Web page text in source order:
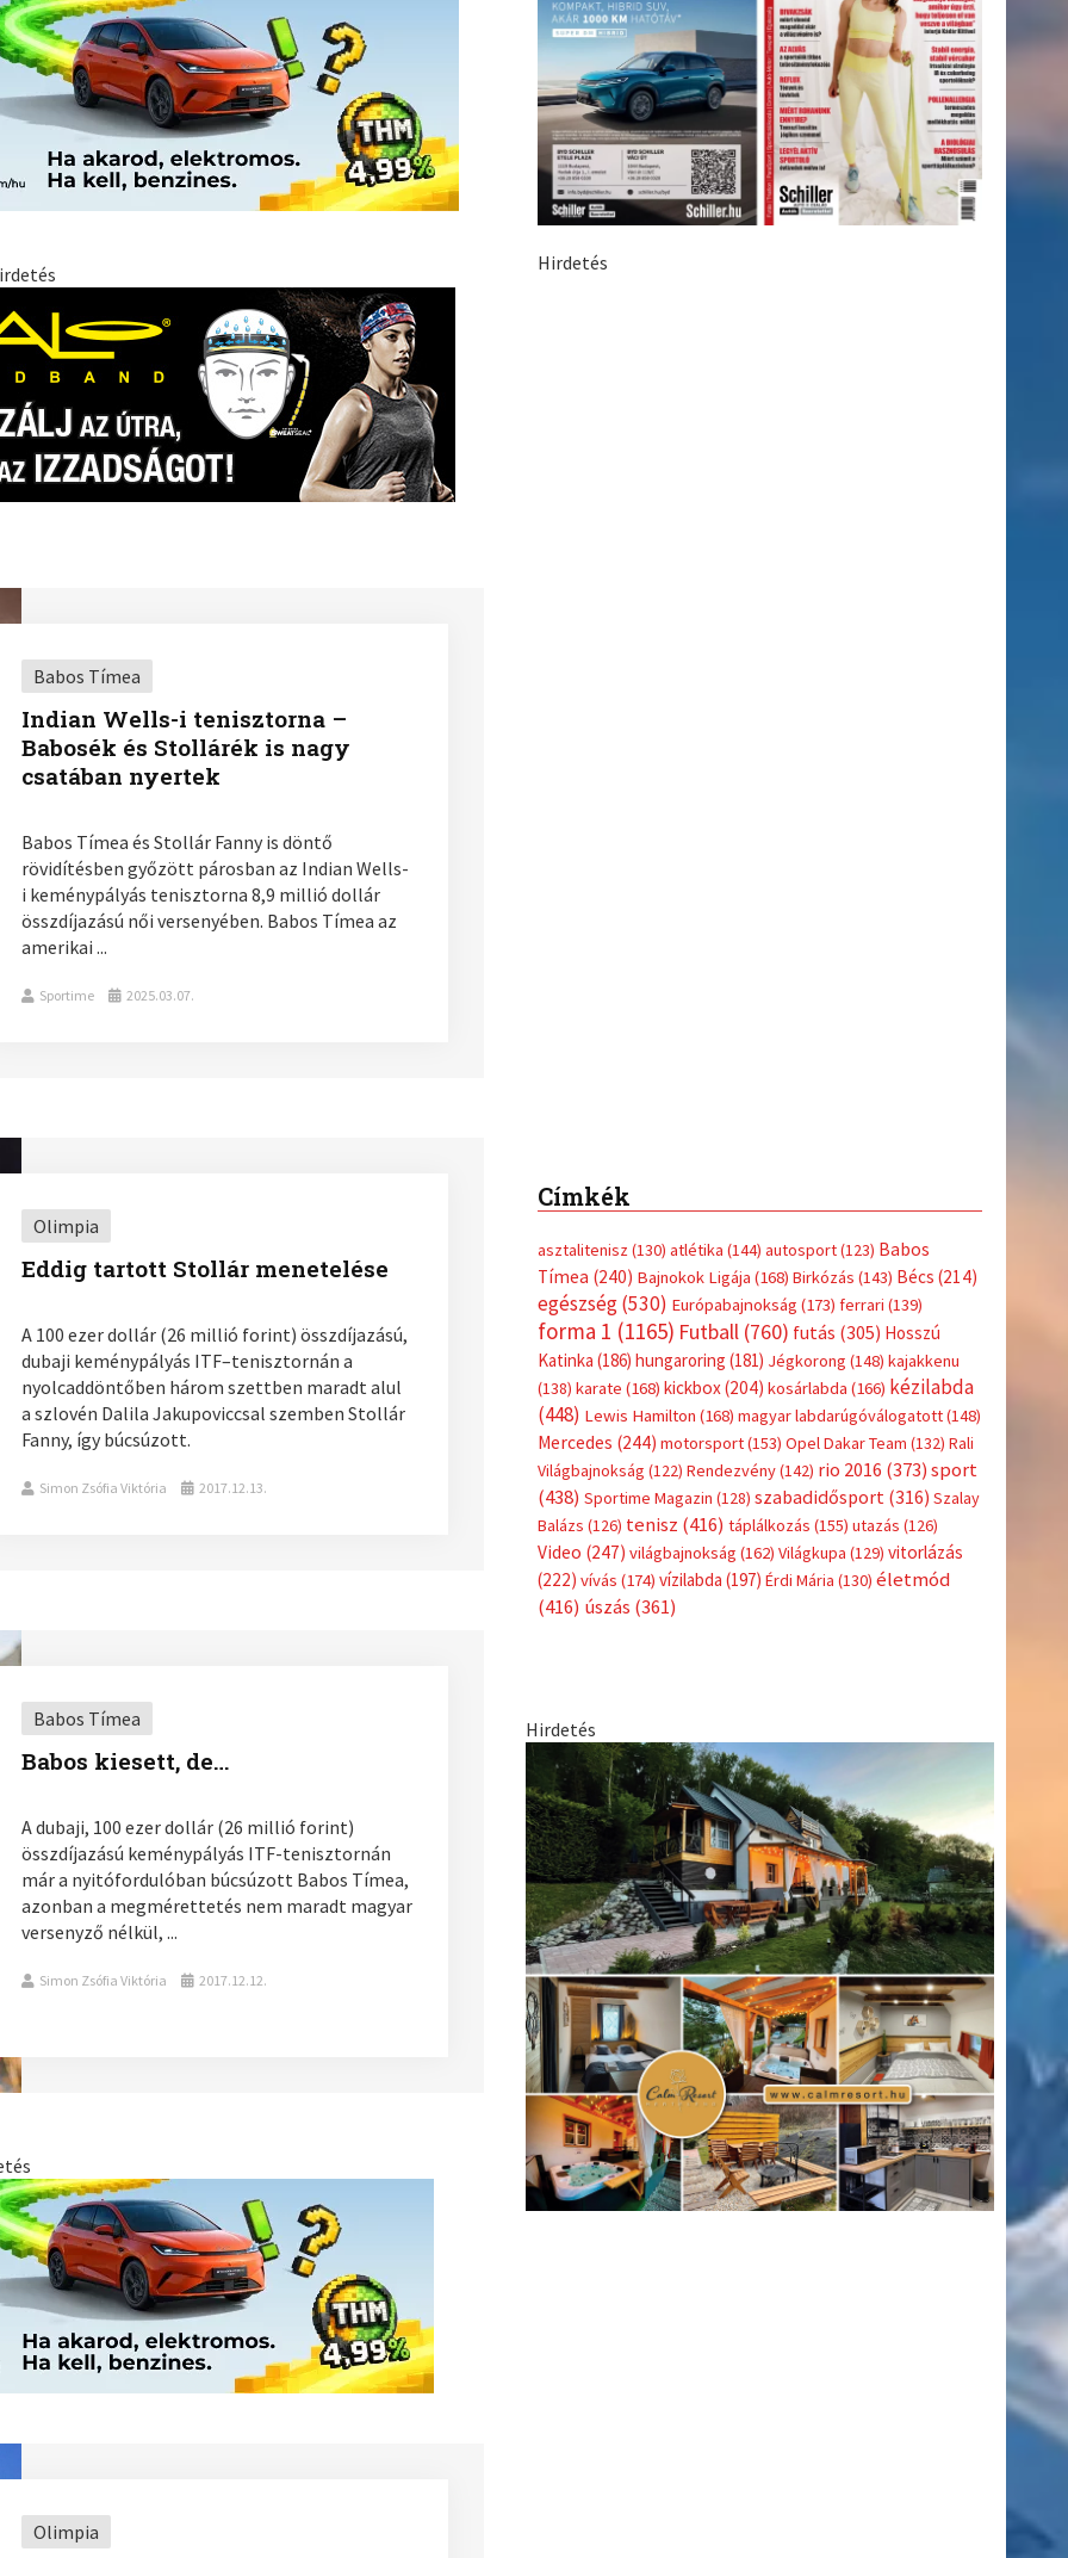
Babos Tímea
Indian Wells-i tenisztorna –
Babosék és Stollárék is nagy
csatában nyertek
Babos Tímea és Stollár Fanny is döntő
rövidítésben győzött párosban az Indian Wells-
i keménypályás tenisztorna 8,9 millió dollár
összdíjazású női versenyében. Babos Tímea az
amerikai ...
Sportime 2025.03.07.
Olimpia
Eddig tartott Stollár menetelése
A 100 ezer dollár (26 millió forint) összdíjazású,
dubaji keménypályás ITF–tenisztornán a
nyolcaddöntőben három szettben maradt alul
a szlovén Dalila Jakupoviccsal szemben Stollár
Fanny, így búcsúzott.
Simon Zsófia Viktória 2017.12.13.
Babos Tímea
Babos kiesett, de…
A dubaji, 100 ezer dollár (26 millió forint)
összdíjazású keménypályás ITF-tenisztornán
már a nyitófordulóban búcsúzott Babos Tímea,
azonban a megmérettetés nem maradt magyar
versenyző nélkül, ...
Simon Zsófia Viktória 2017.12.12.
Olimpia
Hirdetés
Címkék
asztalitenisz (130) atlétika (144) autosport(123) Babos
Tímea (240) Bajnokok Ligája (168) Birkózás (143) Bécs (214)
egészség(530) Európabajnokság (173) ferrari (139)
forma 1 (1165) Futball (760) futás (305) Hosszú
Katinka (186) hungaroring (181) Jégkorong (148) kajakkenu
(138) karate (168) kickbox(204) kosárlabda (166) kézilabda
(448) Lewis Hamilton (168) magyar labdarúgóválogatott(148)
Mercedes (244) motorsport(153) Opel Dakar Team (132) Rali
Világbajnokság (122) Rendezvény(142) rio 2016 (373) sport
(438) Sportime Magazin (128) szabadidősport (316) Szalay
Balázs (126) tenisz (416) táplálkozás (155) utazás (126)
Video (247) világbajnokság (162) Világkupa (129) vitorlázás
(222) vívás (174) vízilabda (197) Érdi Mária (130) életmód
(416) úszás (361)
Hirdetés